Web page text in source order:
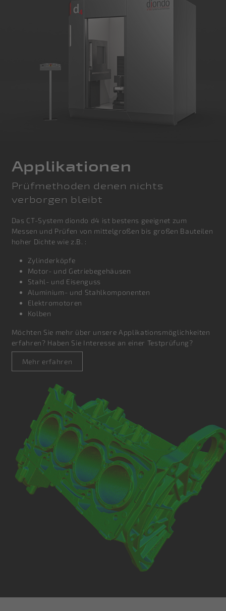
Applikationen
Prüfmethoden denen nichts
verborgen bleibt
Das CT-System diondo d4 ist bestens geeignet zum
Messen und Prüfen von mittelgroßen bis großen Bauteilen
hoher Dichte wie z.B. :
Zylinderköpfe
Motor- und Getriebegehäusen
Stahl- und Eisenguss
Aluminium- und Stahlkomponenten
Elektromotoren
Kolben
Möchten Sie mehr über unsere Applikationsmöglichkeiten
erfahren? Haben Sie Interesse an einer Testprüfung?
Mehr erfahren